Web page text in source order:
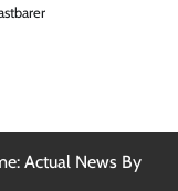
Actual News By